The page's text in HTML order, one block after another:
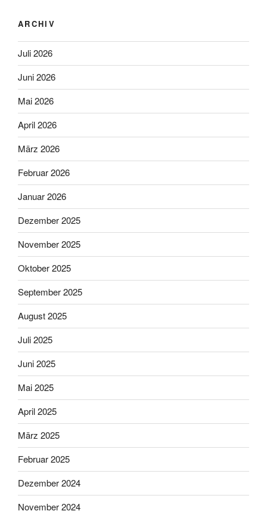
ARCHIV
Juli 2026
Juni 2026
Mai 2026
April 2026
März 2026
Februar 2026
Januar 2026
Dezember 2025
November 2025
Oktober 2025
September 2025
August 2025
Juli 2025
Juni 2025
Mai 2025
April 2025
März 2025
Februar 2025
Dezember 2024
November 2024